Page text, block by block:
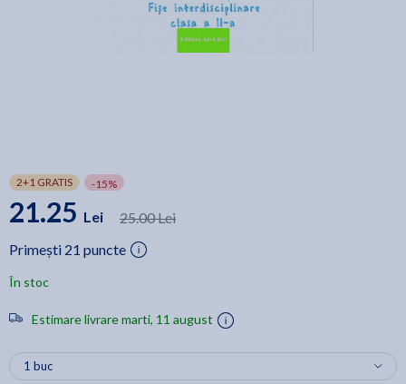
2+1 GRATIS -15%
21.25 Lei
25.00 Lei
Primești 21 puncte
În stoc
Estimare livrare marti, 11 august